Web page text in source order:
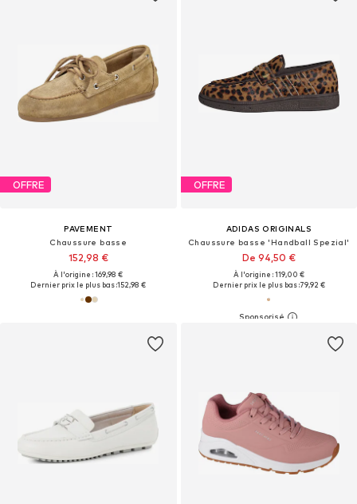
OFFRE
PAVEMENT
Chaussure basse
152,98 €
À l'origine : 169,98 €
Dernier prix le plus bas :152,98 €
OFFRE
ADIDAS ORIGINALS
Chaussure basse 'Handball Spezial'
De 94,50 €
À l'origine : 119,00 €
Dernier prix le plus bas :79,92 €